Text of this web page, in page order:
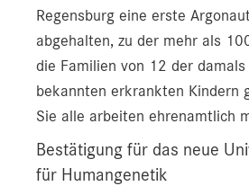
Regensburg eine erste
abgehalten, zu der mehr als
die Familien von 12 der
bekannten erkrankten Kindern
Sie alle arbeiten ehrenamtlich
Bestätigung für das neue
für Humangenetik